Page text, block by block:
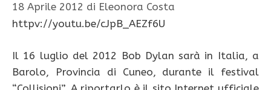
18 Aprile 2012 di Eleonora Costa
httpv://youtu.be/cJpB_AEZf6U
Il 16 luglio del 2012 Bob Dylan sarà in Italia, a
Barolo, Provincia di Cuneo, durante il festival